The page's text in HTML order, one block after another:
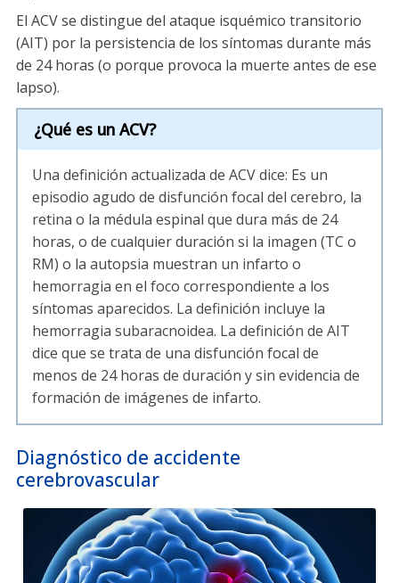
El ACV se distingue del ataque isquémico transitorio
(AIT) por la persistencia de los síntomas durante más
de 24 horas (o porque provoca la muerte antes de ese
lapso).
¿Qué es un ACV?
Una definición actualizada de ACV dice: Es un
episodio agudo de disfunción focal del cerebro, la
retina o la médula espinal que dura más de 24
horas, o de cualquier duración si la imagen (TC o
RM) o la autopsia muestran un infarto o
hemorragia en el foco correspondiente a los
síntomas aparecidos. La definición incluye la
hemorragia subaracnoidea. La definición de AIT
dice que se trata de una disfunción focal de
menos de 24 horas de duración y sin evidencia de
formación de imágenes de infarto.
Diagnóstico de accidente
cerebrovascular